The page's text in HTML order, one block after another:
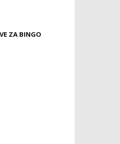
ZA BINGO